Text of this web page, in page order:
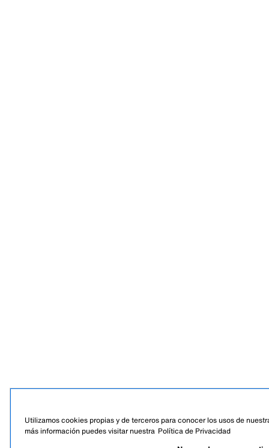
Utilizamos cookies propias y de terceros para conocer los usos de
más información puedes visitar nuestra Política de Privacidad